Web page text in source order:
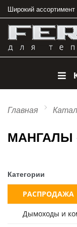
Широкий ассортимент
Главная
МАНГАЛЫ
Категории
РАСПРОДАЖА
Дымоходы и